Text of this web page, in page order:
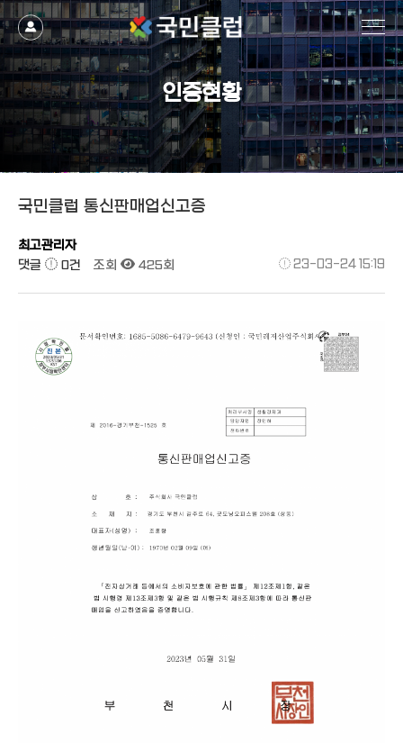
인증현황
국민클럽 통신판매업신고증
최고관리자
댓글 0건 조회 425회 23-03-24 15:19